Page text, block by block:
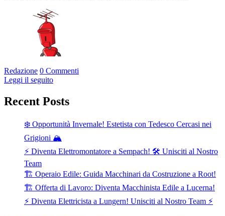
Redazione 0 Commenti
Leggi il seguito
Recent Posts
❄️ Opportunità Invernale! Estetista con Tedesco Cercasi nei
Grigioni 🏔️
⚡ Diventa Elettromontatore a Sempach! 🛠️ Unisciti al Nostro
Team
🏗️ Operaio Edile: Guida Macchinari da Costruzione a Root!
🏗️ Offerta di Lavoro: Diventa Macchinista Edile a Lucerna!
⚡ Diventa Elettricista a Lungern! Unisciti al Nostro Team ⚡